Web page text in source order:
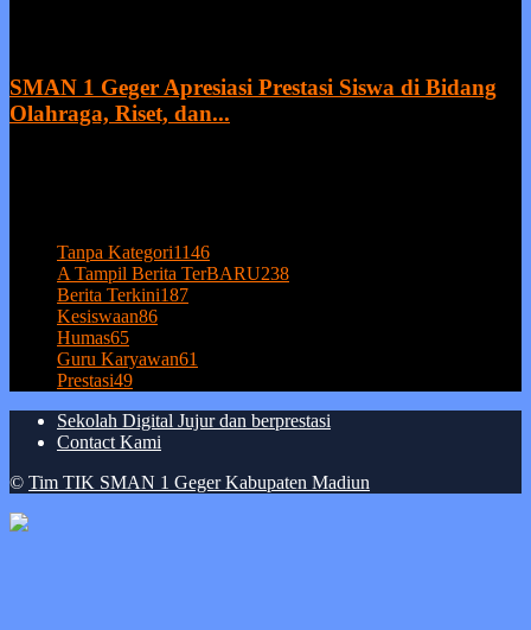
SMAN 1 Geger Apresiasi Prestasi Siswa di Bidang
Olahraga, Riset, dan...
Tanpa Kategori1146
A Tampil Berita TerBARU238
Berita Terkini187
Kesiswaan86
Humas65
Guru Karyawan61
Prestasi49
Sekolah Digital Jujur dan berprestasi
Contact Kami
© Tim TIK SMAN 1 Geger Kabupaten Madiun